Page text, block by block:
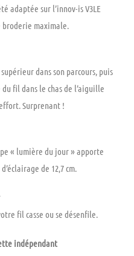
adaptée sur l’innov-is V3LE
broderie maximale.
dans son parcours, puis
fil dans le chas de l’aiguille
Surprenant !
« lumière du jour » apporte
de 12,7 cm.
fil casse ou se désenfile.
indépendant